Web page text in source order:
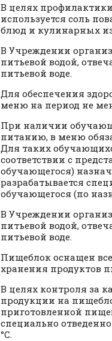
В целях
используется соль
блюд и кулинарных
В Учреждении
питьевой водой,
питьевой воде.
Для обеспечения
меню на период не
При наличии
питанию, в меню
Для таких
соответствии с
обучающегося)
разрабатывается
обучающегося (по
В Учреждении
питьевой водой,
питьевой воде.
Пищеблок оснащен
хранения продуктов
В целях контроля за
продукции на
приготовленной
специально
°C.